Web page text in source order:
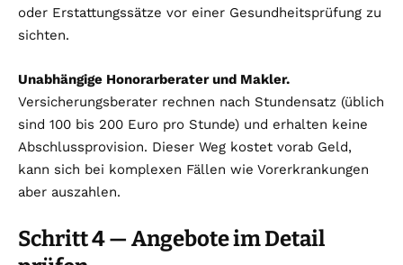
oder Erstattungssätze vor einer Gesundheitsprüfung zu
sichten.
Unabhängige Honorarberater und Makler.
Versicherungsberater rechnen nach Stundensatz (üblich
sind 100 bis 200 Euro pro Stunde) und erhalten keine
Abschlussprovision. Dieser Weg kostet vorab Geld,
kann sich bei komplexen Fällen wie Vorerkrankungen
aber auszahlen.
Schritt 4 — Angebote im Detail